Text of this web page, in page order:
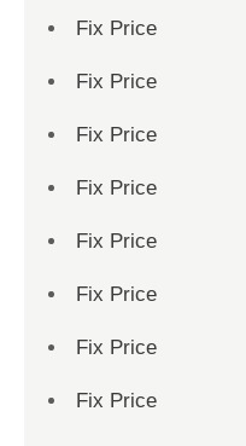
Fix Price
Fix Price
Fix Price
Fix Price
Fix Price
Fix Price
Fix Price
Fix Price